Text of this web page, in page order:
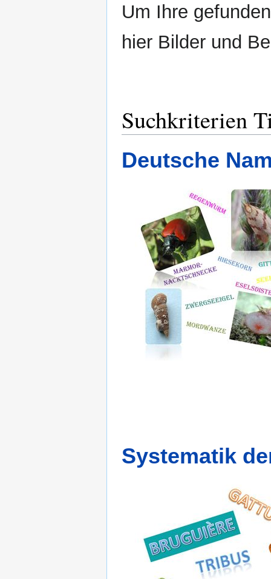
Um Ihre
hier Bilder und
Suchkriterien
Deutsche
Systematik